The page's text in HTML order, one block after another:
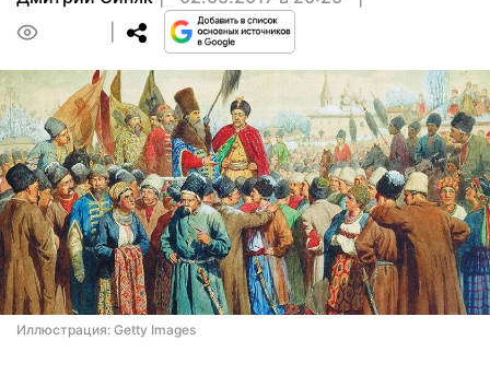
Иллюстрация: Getty Images